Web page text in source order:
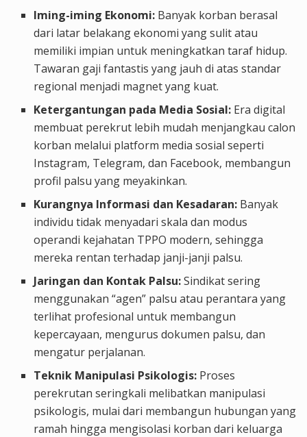
Iming-iming Ekonomi: Banyak korban berasal
dari latar belakang ekonomi yang sulit atau
memiliki impian untuk meningkatkan taraf hidup.
Tawaran gaji fantastis yang jauh di atas standar
regional menjadi magnet yang kuat.
Ketergantungan pada Media Sosial: Era digital
membuat perekrut lebih mudah menjangkau calon
korban melalui platform media sosial seperti
Instagram, Telegram, dan Facebook, membangun
profil palsu yang meyakinkan.
Kurangnya Informasi dan Kesadaran: Banyak
individu tidak menyadari skala dan modus
operandi kejahatan TPPO modern, sehingga
mereka rentan terhadap janji-janji palsu.
Jaringan dan Kontak Palsu:Sindikat sering
menggunakan “agen” palsu atau perantara yang
terlihat profesional untuk membangun
kepercayaan, mengurus dokumen palsu, dan
mengatur perjalanan.
Teknik Manipulasi Psikologis: Proses
perekrutan seringkali melibatkan manipulasi
psikologis, mulai dari membangun hubungan yang
ramah hingga mengisolasi korban dari keluarga